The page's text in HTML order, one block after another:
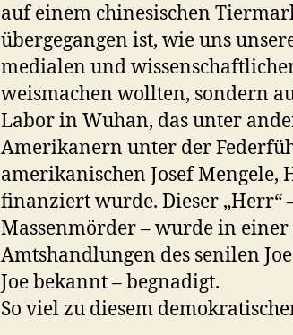
auf einem chinesischen
übergegangen ist, wie uns
medialen und
weismachen wollten, sondern
Labor in Wuhan, das unter
Amerikanern unter der
amerikanischen Josef Mengele,
finanziert wurde. Dieser „Herr“
Massenmörder – wurde in
Amtshandlungen des senilen
Joe bekannt – begnadigt.
So viel zu diesem